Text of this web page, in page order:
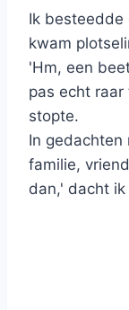
Ik besteedde
kwam
'Hm, een
pas echt
stopte.
In gedachten
familie,
dan,' dacht